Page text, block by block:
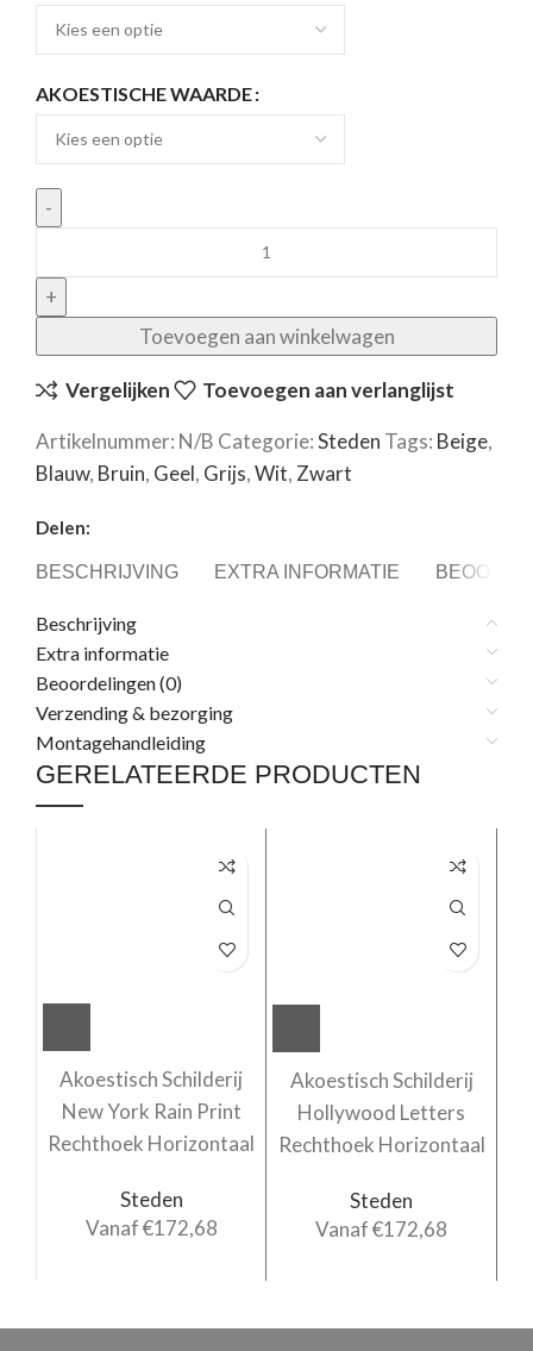
AKOESTISCHE WAARDE
Toevoegen aan winkelwagen
Vergelijken Toevoegen aan verlanglijst
Artikelnummer: N/B Categorie:Steden Tags: Beige,
Blauw, Bruin, Geel, Grijs,Wit, Zwart
Delen:
BESCHRIJVING EXTRA INFORMATIE
Beschrijving
Extra informatie
Beoordelingen (0)
Verzending & bezorging
Montagehandleiding
GERELATEERDE PRODUCTEN
Akoestisch Schilderij
New York Rain Print
Rechthoek Horizontaal
Steden
Vanaf€172,68
Akoestisch Schilderij
Hollywood Letters
Rechthoek Horizontaal
Steden
Vanaf€172,68